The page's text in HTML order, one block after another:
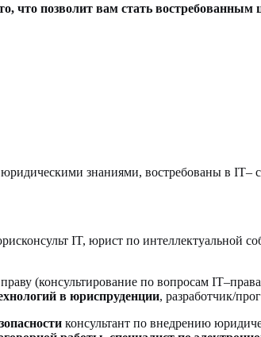
что позволит вам стать
знаниями, востребованы в IT–
IT, юрист по интеллектуальной
(консультирование по вопросам
в юриспруденции, разработчик/
консультант по внедрению